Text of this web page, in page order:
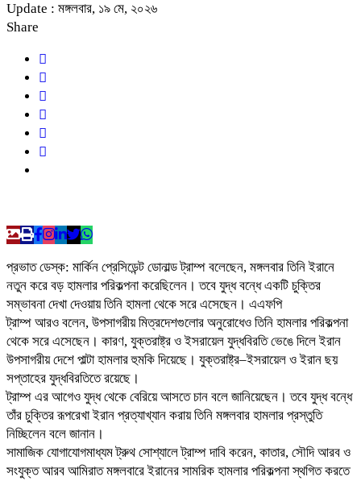
Update : মঙ্গলবার, ১৯ মে, ২০২৬
Share
প্রভাত ডেস্ক: মার্কিন প্রেসিডেন্ট ডোনাল্ড ট্রাম্প বলেছেন, মঙ্গলবার তিনি ইরানে
নতুন করে বড় হামলার পরিকল্পনা করেছিলেন। তবে যুদ্ধ বন্ধে একটি চুক্তির
সম্ভাবনা দেখা দেওয়ায় তিনি হামলা থেকে সরে এসেছেন। এএফপি
ট্রাম্প আরও বলেন, উপসাগরীয় মিত্রদেশগুলোর অনুরোধেও তিনি হামলার পরিকল্পনা
থেকে সরে এসেছেন। কারণ, যুক্তরাষ্ট্র ও ইসরায়েল যুদ্ধবিরতি ভেঙে দিলে ইরান
উপসাগরীয় দেশে পাল্টা হামলার হুমকি দিয়েছে। যুক্তরাষ্ট্র–ইসরায়েল ও ইরান ছয়
সপ্তাহের যুদ্ধবিরতিতে রয়েছে।
ট্রাম্প এর আগেও যুদ্ধ থেকে বেরিয়ে আসতে চান বলে জানিয়েছেন। তবে যুদ্ধ বন্ধে
তাঁর চুক্তির রূপরেখা ইরান প্রত্যাখ্যান করায় তিনি মঙ্গলবার হামলার প্রস্তুতি
নিচ্ছিলেন বলে জানান।
সামাজিক যোগাযোগমাধ্যম ট্রুথ সোশ্যালে ট্রাম্প দাবি করেন, কাতার, সৌদি আরব ও
সংযুক্ত আরব আমিরাত মঙ্গলবারে ইরানের সামরিক হামলার পরিকল্পনা স্থগিত করতে